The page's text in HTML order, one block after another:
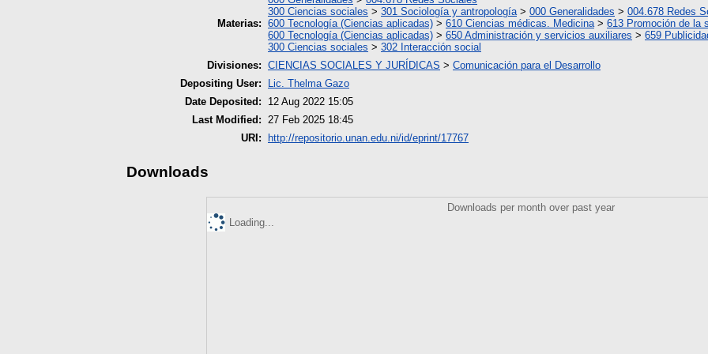
Materias:
300 Ciencias sociales > 301 Sociología y antropología> 000 Generalidades > 004.678 Redes
600 Tecnología (Ciencias aplicadas) > 610 Ciencias médicas. Medicina> 613 Promoción de la
600 Tecnología (Ciencias aplicadas) > 650 Administración y servicios auxiliares > 659
300 Ciencias sociales > 302 Interacción social
Divisiones: CIENCIAS SOCIALES Y JURÍDICAS > Comunicación para el Desarrollo
Depositing User:
Lic. Thelma Gazo
Date Deposited:
12 Aug 2022 15:05
Last Modified: 27 Feb 2025 18:45
URI:
http://repositorio.unan.edu.ni/id/eprint/17767
Downloads
Downloads per month over past year
Loading...